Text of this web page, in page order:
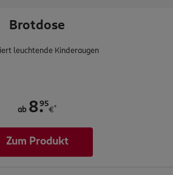
Brotdose
leuchtende Kinderaugen
ab 8.
95
€*
Zum Produkt